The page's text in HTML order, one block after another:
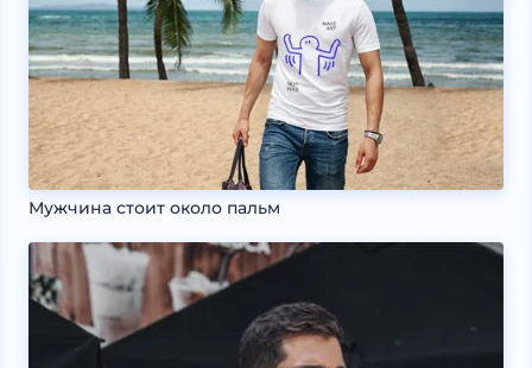
Мужчина стоит около пальм